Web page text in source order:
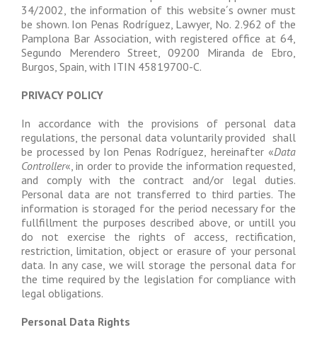
34/2002, the information of this website´s owner must
be shown. Ion Penas Rodríguez, Lawyer, No. 2.962 of the
Pamplona Bar Association, with registered office at 64,
Segundo Merendero Street, 09200 Miranda de Ebro,
Burgos, Spain, with ITIN 45819700-C.
PRIVACY POLICY
In accordance with the provisions of personal data
regulations, the personal data voluntarily provided shall
be processed by Ion Penas Rodríguez, hereinafter «Data
Controller«, in order to provide the information requested,
and comply with the contract and/or legal duties.
Personal data are not transferred to third parties. The
information is storaged for the period necessary for the
fullfillment the purposes described above, or untill you
do not exercise the rights of access, rectification,
restriction, limitation, object or erasure of your personal
data. In any case, we will storage the personal data for
the time required by the legislation for compliance with
legal obligations.
Personal Data Rights